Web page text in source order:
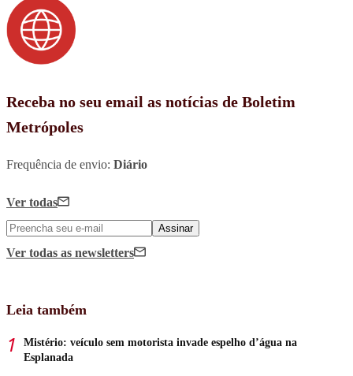
Receba no seu email as notícias de Boletim
Metrópoles
Frequência de envio: Diário
Ver todas
Assinar
Ver todas as newsletters
Leia também
Mistério: veículo sem motorista invade espelho d’água na
Esplanada